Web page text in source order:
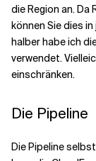
die Region an. Da
können Sie dies
halber habe ich
verwendet.
einschränken.
Die Pipeline
Die Pipeline